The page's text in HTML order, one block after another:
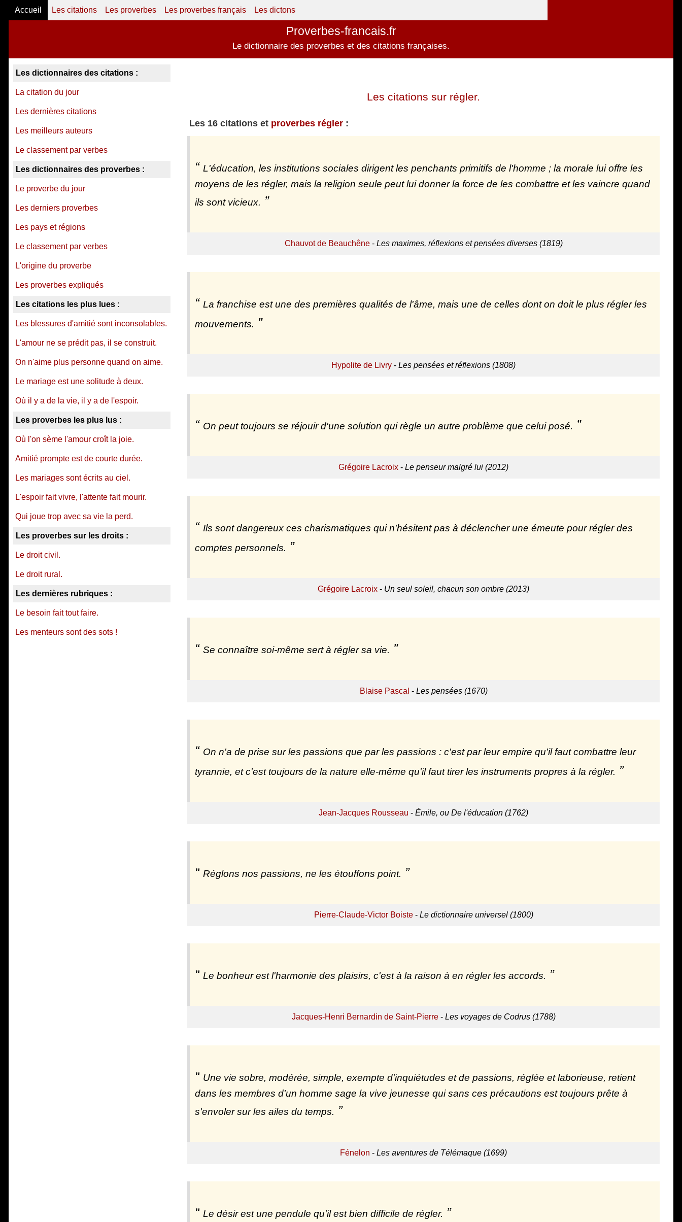
Accueil Les citations Les proverbes Les proverbes français Les dictons
Proverbes-francais.fr
Le dictionnaire des proverbes et des citations françaises.
Les citations sur régler.
Les 16 citations et proverbes régler :
L'éducation, les institutions sociales dirigent les penchants primitifs de l'homme ; la morale lui offre les
moyens de les régler, mais la religion seule peut lui donner la force de les combattre et les vaincre quand
ils sont vicieux.
Chauvot de Beauchêne- Les maximes, réflexions et pensées diverses (1819)
La franchise est une des premières qualités de l'âme, mais une de celles dont on doit le plus régler les
mouvements.
Hypolite de Livry - Les pensées et réflexions (1808)
On peut toujours se réjouir d'une solution qui règle un autre problème que celui posé.
Grégoire Lacroix - Le penseur malgré lui (2012)
Ils sont dangereux ces charismatiques qui n'hésitent pas à déclencher une émeute pour régler des
comptes personnels.
Grégoire Lacroix - Un seul soleil, chacun son ombre (2013)
Se connaître soi-même sert à régler sa vie.
Blaise Pascal - Les pensées (1670)
On n'a de prise sur les passions que par les passions : c'est par leur empire qu'il faut combattre leur
tyrannie, et c'est toujours de la nature elle-même qu'il faut tirer les instruments propres à la régler.
Jean-Jacques Rousseau - Émile, ou De l'éducation (1762)
Réglons nos passions, ne les étouffons point.
Pierre-Claude-Victor Boiste- Le dictionnaire universel (1800)
Le bonheur est l'harmonie des plaisirs, c'est à la raison à en régler les accords.
Jacques-Henri Bernardin de Saint-Pierre- Les voyages de Codrus (1788)
Une vie sobre, modérée, simple, exempte d'inquiétudes et de passions, réglée et laborieuse, retient
dans les membres d'un homme sage la vive jeunesse qui sans ces précautions est toujours prête à
s'envoler sur les ailes du temps.
Fénelon - Les aventures de Télémaque (1699)
Le désir est une pendule qu'il est bien difficile de régler.
Les dictionnaires des citations :
La citation du jour
Les dernières citations
Les meilleurs auteurs
Le classement par verbes
Les dictionnaires des proverbes :
Le proverbe du jour
Les derniers proverbes
Les pays et régions
Le classement par verbes
L'origine du proverbe
Les proverbes expliqués
Les citations les plus lues :
Les blessures d'amitié sont inconsolables.
L'amour ne se prédit pas, il se construit.
On n'aime plus personne quand on aime.
Le mariage est une solitude à deux.
Où il y a de la vie, il y a de l'espoir.
Les proverbes les plus lus :
Où l'on sème l'amour croît la joie.
Amitié prompte est de courte durée.
Les mariages sont écrits au ciel.
L'espoir fait vivre, l'attente fait mourir.
Qui joue trop avec sa vie la perd.
Les proverbes sur les droits :
Le droit civil.
Le droit rural.
Les dernières rubriques :
Le besoin fait tout faire.
Les menteurs sont des sots !